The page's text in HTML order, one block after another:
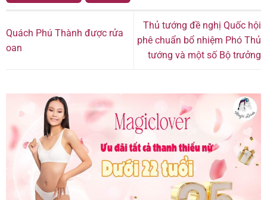
Quách Phú Thành được rửa
oan
Thủ tướng đề nghị Quốc hội
phê chuẩn bổ nhiệm Phó Thủ
tướng và một số Bộ trưởng